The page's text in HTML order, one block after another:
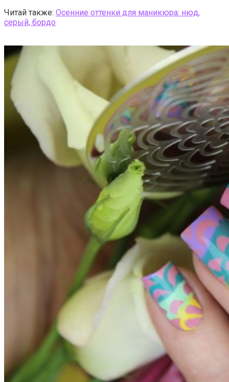
Читай также: Осенние оттенки для маникюра: нюд,
серый, бордо